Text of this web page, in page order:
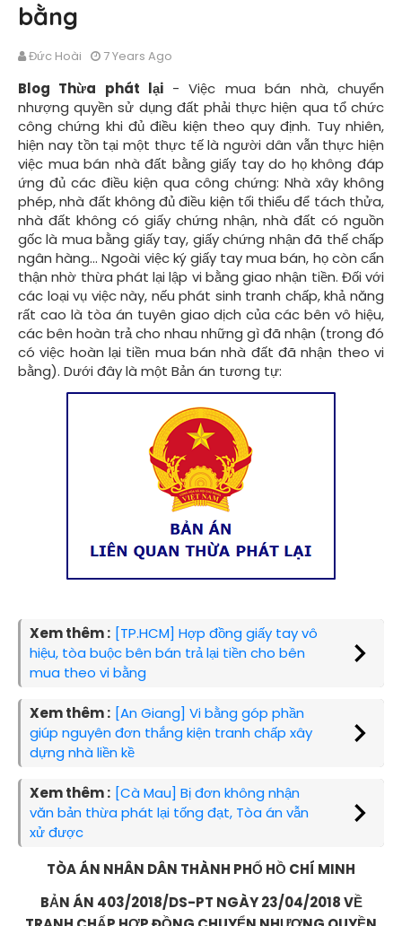
bằng
Đức Hoài 7 Years Ago
Blog Thừa phát lại - Việc mua bán nhà, chuyển
nhượng quyền sử dụng đất phải thực hiện qua tổ chức
công chứng khi đủ điều kiện theo quy định. Tuy nhiên,
hiện nay tồn tại một thực tế là người dân vẫn thực hiện
việc mua bán nhà đất bằng giấy tay do họ không đáp
ứng đủ các điều kiện qua công chứng: Nhà xây không
phép, nhà đất không đủ điều kiện tối thiểu để tách thửa,
nhà đất không có giấy chứng nhận, nhà đất có nguồn
gốc là mua bằng giấy tay, giấy chứng nhận đã thế chấp
ngân hàng... Ngoài việc ký giấy tay mua bán, họ còn cẩn
thận nhờ thừa phát lại lập vi bằng giao nhận tiền. Đối với
các loại vụ việc này, nếu phát sinh tranh chấp, khả năng
rất cao là tòa án tuyên giao dịch của các bên vô hiệu,
các bên hoàn trả cho nhau những gì đã nhận (trong đó
có việc hoàn lại tiền mua bán nhà đất đã nhận theo vi
bằng). Dưới đây là một Bản án tương tự:
Xem thêm : [TP.HCM] Hợp đồng giấy tay vô
hiệu, tòa buộc bên bán trả lại tiền cho bên
mua theo vi bằng
Xem thêm : [An Giang] Vi bằng góp phần
giúp nguyên đơn thắng kiện tranh chấp xây
dựng nhà liền kề
Xem thêm : [Cà Mau] Bị đơn không nhận
văn bản thừa phát lại tống đạt, Tòa án vẫn
xử được
TÒA ÁN NHÂN DÂN THÀNH PHỐ HỒ CHÍ MINH
BẢN ÁN 403/2018/DS-PT NGÀY 23/04/2018 VỀ